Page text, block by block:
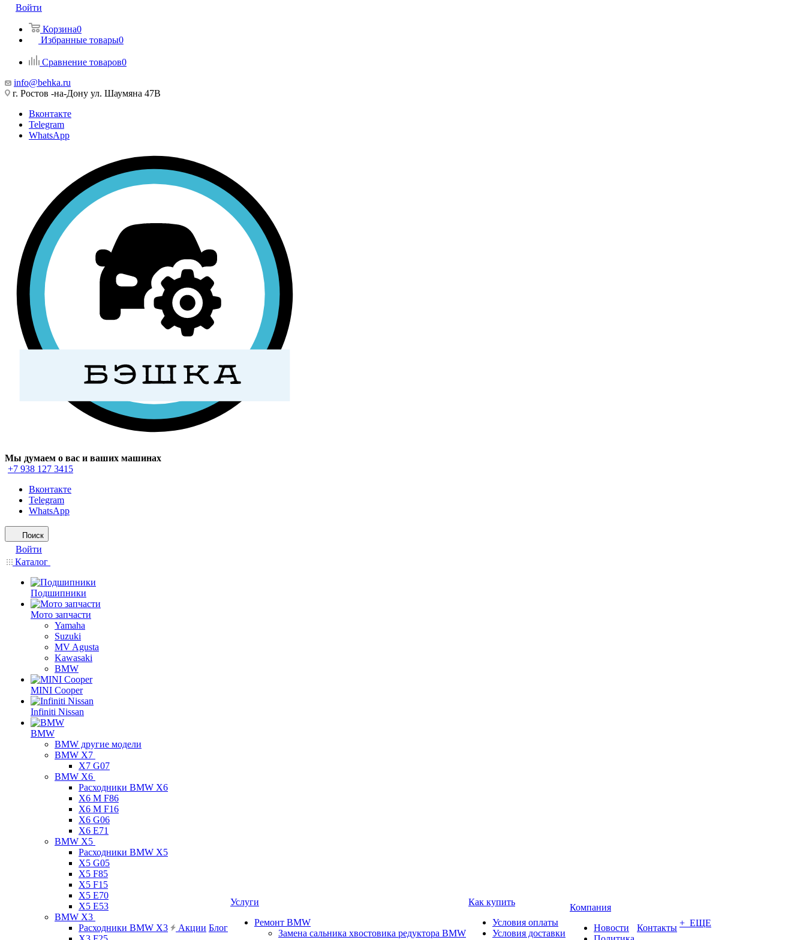
Войти
Корзина0
Избранные товары0
Сравнение товаров0
info@behka.ru
г. Ростов -на-Дону ул. Шаумяна 47В
Вконтакте
Telegram
WhatsApp
Мы думаем о вас и ваших машинах
+7 938 127 3415
Вконтакте
Telegram
WhatsApp
Поиск
Войти
Каталог
Подшипники
Мото запчасти
Yamaha
Suzuki
MV Agusta
Kawasaki
BMW
MINI Cooper
Infiniti Nissan
BMW
BMW другие модели
BMW X7
X7 G07
BMW X6
Расходники BMW X6
X6 M F86
X6 M F16
X6 G06
X6 E71
BMW X5
Расходники BMW X5
X5 G05
X5 F85
X5 F15
X5 E70
X5 E53
BMW X3
Расходники BMW X3
Акции Блог
Услуги
Ремонт BMW
Замена сальника хвостовика редуктора BMW
Как купить
Условия оплаты
Условия доставки
Компания
Новости
Контакты + ЕЩЕ